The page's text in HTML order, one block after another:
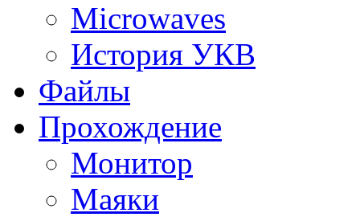
Microwaves
История УКВ
Файлы
Прохождение
Монитор
Маяки